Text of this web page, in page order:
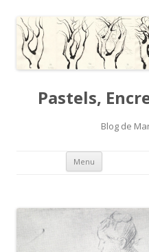
Pastels,
Blog de
Menu Aller au